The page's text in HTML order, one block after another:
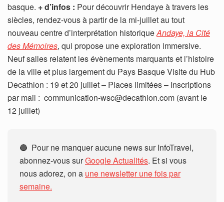
basque. + d’infos : Pour découvrir Hendaye à travers les
siècles, rendez-vous à partir de la mi-juillet au tout
nouveau centre d’interprétation historiqueAndaye, la Cité
des Mémoires, qui propose une exploration immersive.
Neuf salles relatent les évènements marquants et l’histoire
de la ville et plus largement du Pays Basque Visite du Hub
Decathlon : 19 et 20 juillet – Places limitées – Inscriptions
par mail : communication-wsc@decathlon.com (avant le
12 juillet)
🔵 Pour ne manquer aucune news sur InfoTravel,
abonnez-vous surGoogle Actualités. Et si vous
nous adorez, on a une newsletter une fois par
semaine.